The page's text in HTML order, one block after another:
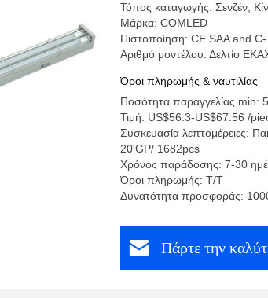
Τόπος καταγωγής: Σενζέν,
Μάρκα: COMLED
Πιστοποίηση: CE SAA and
Αριθμό μοντέλου: Δελτίο
Όροι πληρωμής & ναυτιλίας
Ποσότητα παραγγελίας min:
Τιμή: US$56.3-US$67.56 /
Συσκευασία λεπτομέρειες:
20'GP/ 1682pcs
Χρόνος παράδοσης: 7-30
Όροι πληρωμής: Τ/Τ
Δυνατότητα προσφοράς:
Πάρτε την